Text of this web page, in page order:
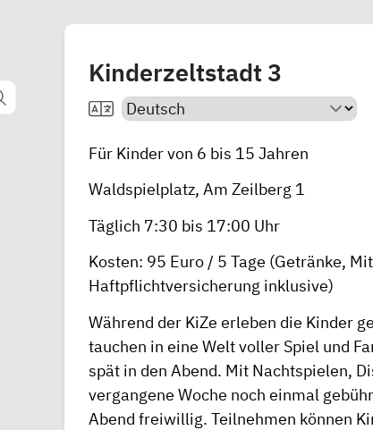
Kinderzeltstadt 3
Für Kinder von 6 bis 15 Jahren
Waldspielplatz, Am Zeilberg 1
Täglich 7:30 bis 17:00 Uhr
Kosten: 95 Euro / 5 Tage (Getränke,
Haftpflichtversicherung inklusive)
Während der KiZe erleben die Kinder
tauchen in eine Welt voller Spiel und
spät in den Abend. Mit Nachtspielen,
vergangene Woche noch einmal
Abend freiwillig. Teilnehmen können